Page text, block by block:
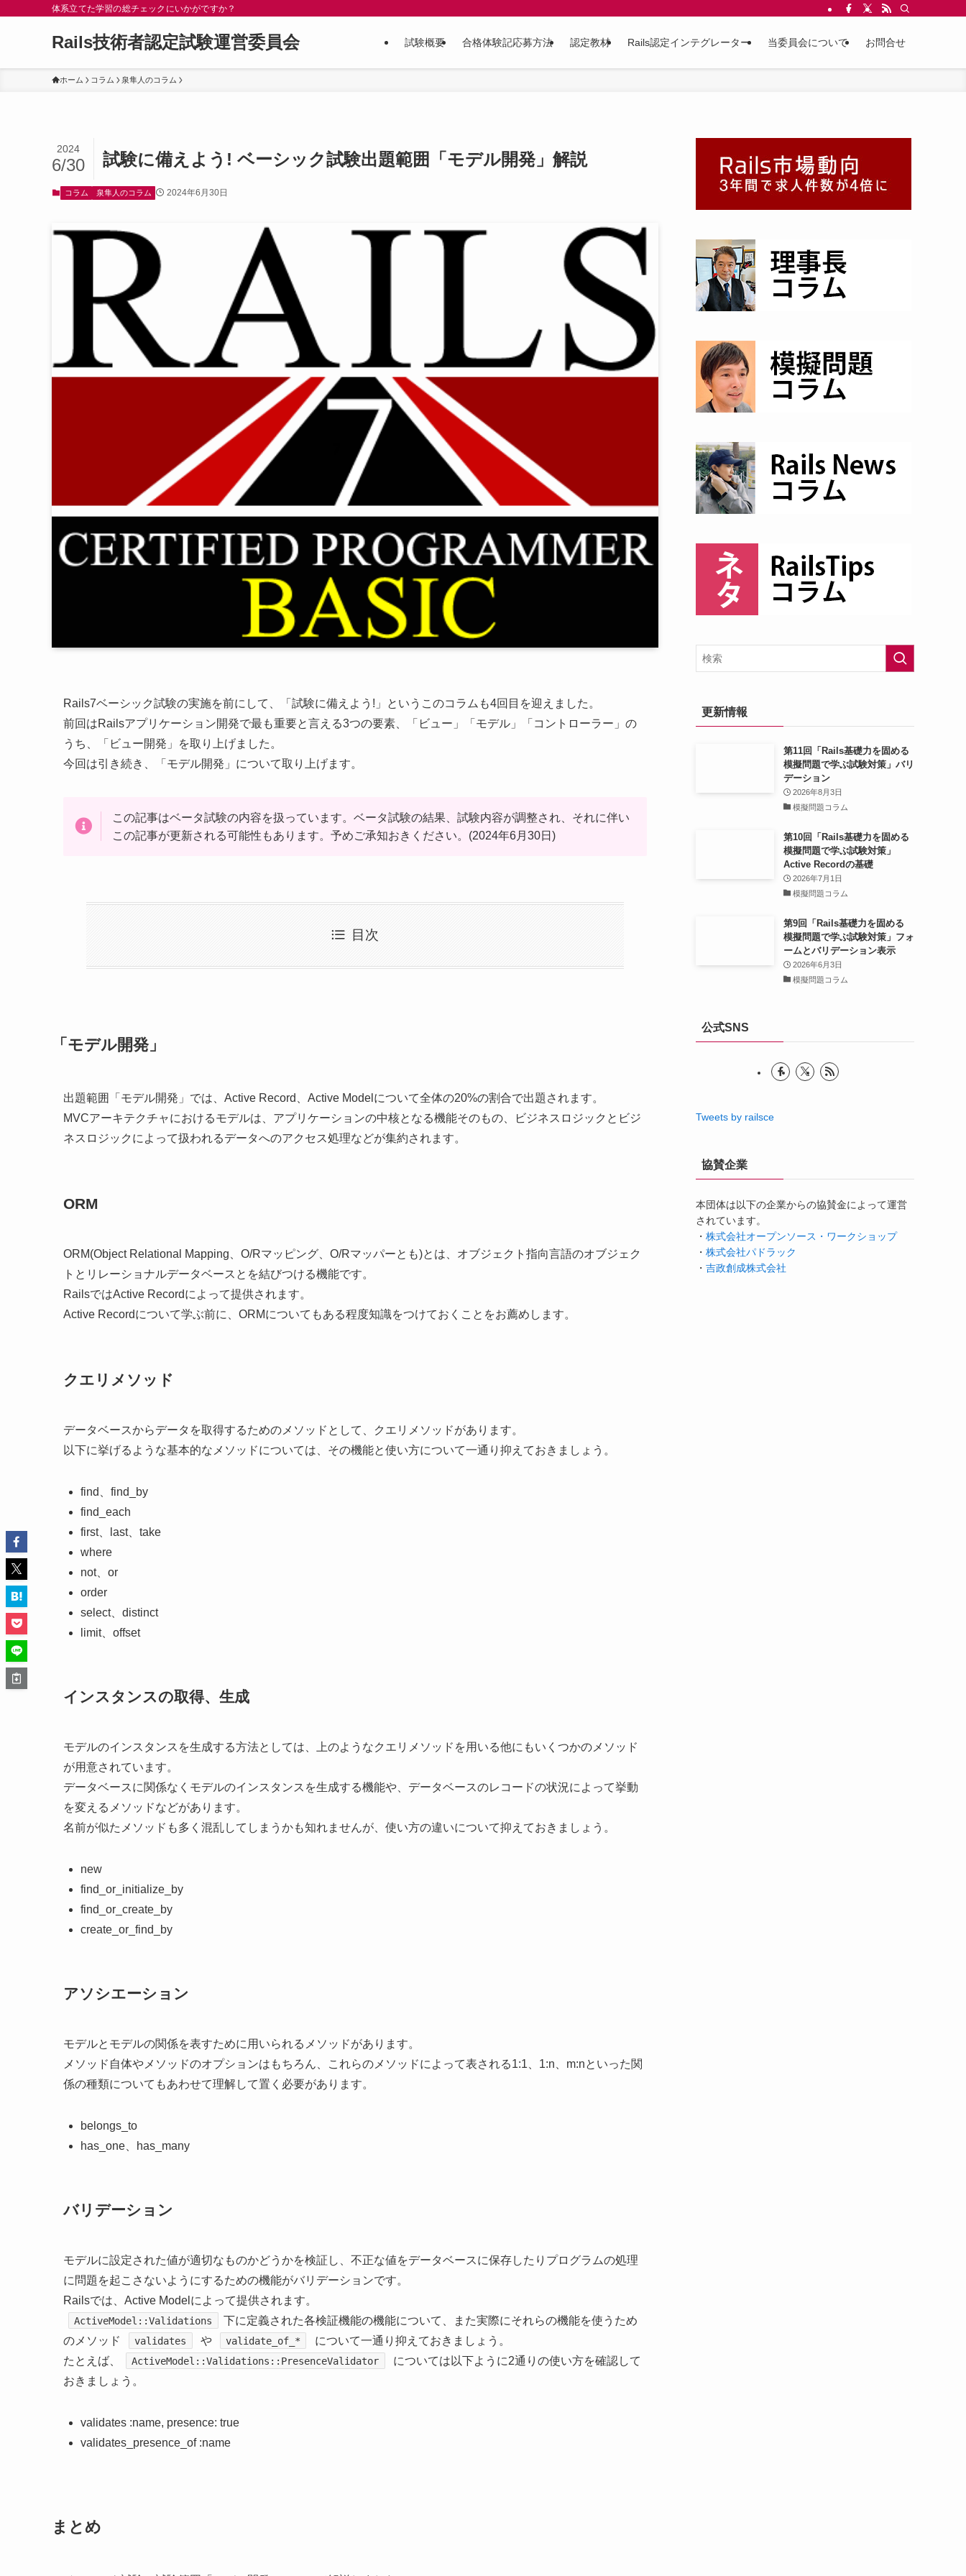
体系立てた学習の総チェックにいかがですか？
Rails技術者認定試験運営委員会 試験概要 合格体験記応募方法 認定教材 Rails認定インテグレーター 当委員会について お問合せ
ホーム コラム 泉隼人のコラム
試験に備えよう! ベーシック試験出題範囲「モデル開発」解説
2024
6/30
コラム 泉隼人のコラム 2024年6月30日
Rails7ベーシック試験の実施を前にして、「試験に備えよう!」というこのコラムも4回目を迎えました。
前回はRailsアプリケーション開発で最も重要と言える3つの要素、「ビュー」「モデル」「コントローラー」の
うち、「ビュー開発」を取り上げました。
今回は引き続き、「モデル開発」について取り上げます。
この記事はベータ試験の内容を扱っています。ベータ試験の結果、試験内容が調整され、それに伴い
この記事が更新される可能性もあります。予めご承知おきください。(2024年6月30日)
目次
「モデル開発」
出題範囲「モデル開発」では、Active Record、Active Modelについて全体の20%の割合で出題されます。
MVCアーキテクチャにおけるモデルは、アプリケーションの中核となる機能そのもの、ビジネスロジックとビジ
ネスロジックによって扱われるデータへのアクセス処理などが集約されます。
ORM
ORM(Object Relational Mapping、O/Rマッピング、O/Rマッパーとも)とは、オブジェクト指向言語のオブジェク
トとリレーショナルデータベースとを結びつける機能です。
RailsではActive Recordによって提供されます。
Active Recordについて学ぶ前に、ORMについてもある程度知識をつけておくことをお薦めします。
クエリメソッド
データベースからデータを取得するためのメソッドとして、クエリメソッドがあります。
以下に挙げるような基本的なメソッドについては、その機能と使い方について一通り抑えておきましょう。
find、find_by
find_each
first、last、take
where
not、or
order
select、distinct
limit、offset
インスタンスの取得、生成
モデルのインスタンスを生成する方法としては、上のようなクエリメソッドを用いる他にもいくつかのメソッド
が用意されています。
データベースに関係なくモデルのインスタンスを生成する機能や、データベースのレコードの状況によって挙動
を変えるメソッドなどがあります。
名前が似たメソッドも多く混乱してしまうかも知れませんが、使い方の違いについて抑えておきましょう。
new
find_or_initialize_by
find_or_create_by
create_or_find_by
アソシエーション
モデルとモデルの関係を表すために用いられるメソッドがあります。
メソッド自体やメソッドのオプションはもちろん、これらのメソッドによって表される1:1、1:n、m:nといった関
係の種類についてもあわせて理解して置く必要があります。
belongs_to
has_one、has_many
バリデーション
モデルに設定された値が適切なものかどうかを検証し、不正な値をデータベースに保存したりプログラムの処理
に問題を起こさないようにするための機能がバリデーションです。
Railsでは、Active Modelによって提供されます。
ActiveModel::Validations
下に定義された各検証機能の機能について、また実際にそれらの機能を使うため
のメソッド
validates や validate_of_*
について一通り抑えておきましょう。
たとえば、
ActiveModel::Validations::PresenceValidator
については以下ように2通りの使い方を確認して
おきましょう。
validates :name, presence: true
validates_presence_of :name
まとめ
更新情報
第11回「Rails基礎力を固める
模擬問題で学ぶ試験対策」バリ
デーション
2026年8月3日
模擬問題コラム
第10回「Rails基礎力を固める
模擬問題で学ぶ試験対策」
Active Recordの基礎
2026年7月1日
模擬問題コラム
第9回「Rails基礎力を固める
模擬問題で学ぶ試験対策」フォ
ームとバリデーション表示
2026年6月3日
模擬問題コラム
公式SNS
Tweets by railsce
協賛企業
本団体は以下の企業からの協賛金によって運営
されています。
・ 株式会社オープンソース・ワークショップ
・ 株式会社パドラック
・ 吉政創成株式会社